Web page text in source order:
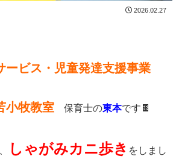
2026.02.27
ービス・児童発達支援事業
小牧教室 保育士の東本です🍫
しゃがみカニ歩き をしまし